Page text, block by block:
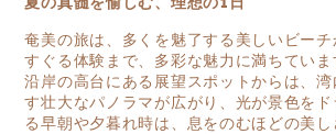
奄美の旅は、多くを魅了する美しいビーチ
すぐる体験まで、多彩な魅力に満ちていま
沿岸の高台にある展望スポットからは、
す壮大なパノラマが広がり、光が景色をド
る早朝や夕暮れ時は、息をのむほどの美し